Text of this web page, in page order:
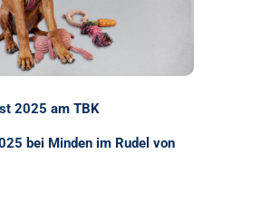
2025 am TBK
bei Minden im Rudel von